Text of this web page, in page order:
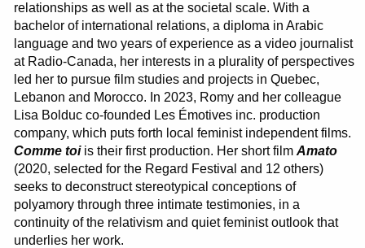
relationships as well as at the societal scale. With a
bachelor of international relations, a diploma in Arabic
language and two years of experience as a video journalist
at Radio-Canada, her interests in a plurality of perspectives
led her to pursue film studies and projects in Quebec,
Lebanon and Morocco. In 2023, Romy and her colleague
Lisa Bolduc co-founded Les Émotives inc. production
company, which puts forth local feminist independent films.
Comme toiis their first production. Her short filmAmato
(2020, selected for the Regard Festival and 12 others)
seeks to deconstruct stereotypical conceptions of
polyamory through three intimate testimonies, in a
continuity of the relativism and quiet feminist outlook that
underlies her work.